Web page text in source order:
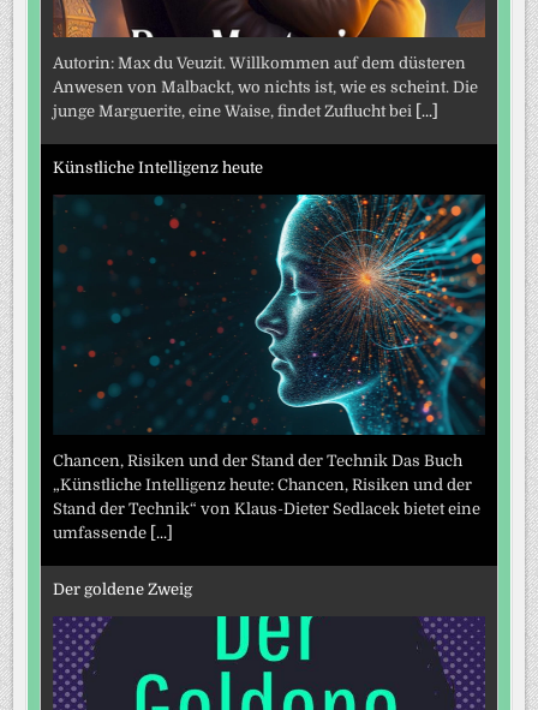
Autorin: Max du Veuzit. Willkommen auf dem düsteren
Anwesen von Malbackt, wo nichts ist, wie es scheint. Die
junge Marguerite, eine Waise, findet Zuflucht bei [...]
Künstliche Intelligenz heute
Chancen, Risiken und der Stand der Technik Das Buch
„Künstliche Intelligenz heute: Chancen, Risiken und der
Stand der Technik“ von Klaus-Dieter Sedlacek bietet eine
umfassende [...]
Der goldene Zweig